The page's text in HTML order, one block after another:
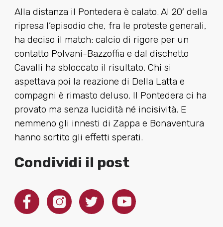
Alla distanza il Pontedera è calato. Al 20′ della
ripresa l’episodio che, fra le proteste generali,
ha deciso il match: calcio di rigore per un
contatto Polvani-Bazzoffia e dal dischetto
Cavalli ha sbloccato il risultato. Chi si
aspettava poi la reazione di Della Latta e
compagni è rimasto deluso. Il Pontedera ci ha
provato ma senza lucidità né incisività. E
nemmeno gli innesti di Zappa e Bonaventura
hanno sortito gli effetti sperati.
Condividi il post